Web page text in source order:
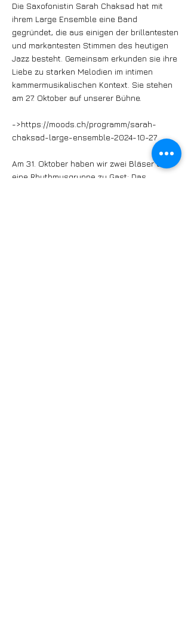
Die Saxofonistin Sarah Chaksad hat mit
ihrem Large Ensemble eine Band
gegründet, die aus einigen der brillantesten
und markantesten Stimmen des heutigen
Jazz besteht. Gemeinsam erkunden sie ihre
Liebe zu starken Melodien im intimen
kammermusikalischen Kontext. Sie stehen
am 27. Oktober auf unserer Bühne.
->https://moods.ch/programm/sarah-
chaksad-large-ensemble-2024-10-27
Am 31. Oktober haben wir zwei Bläser und
eine Rhythmusgruppe zu Gast: Das